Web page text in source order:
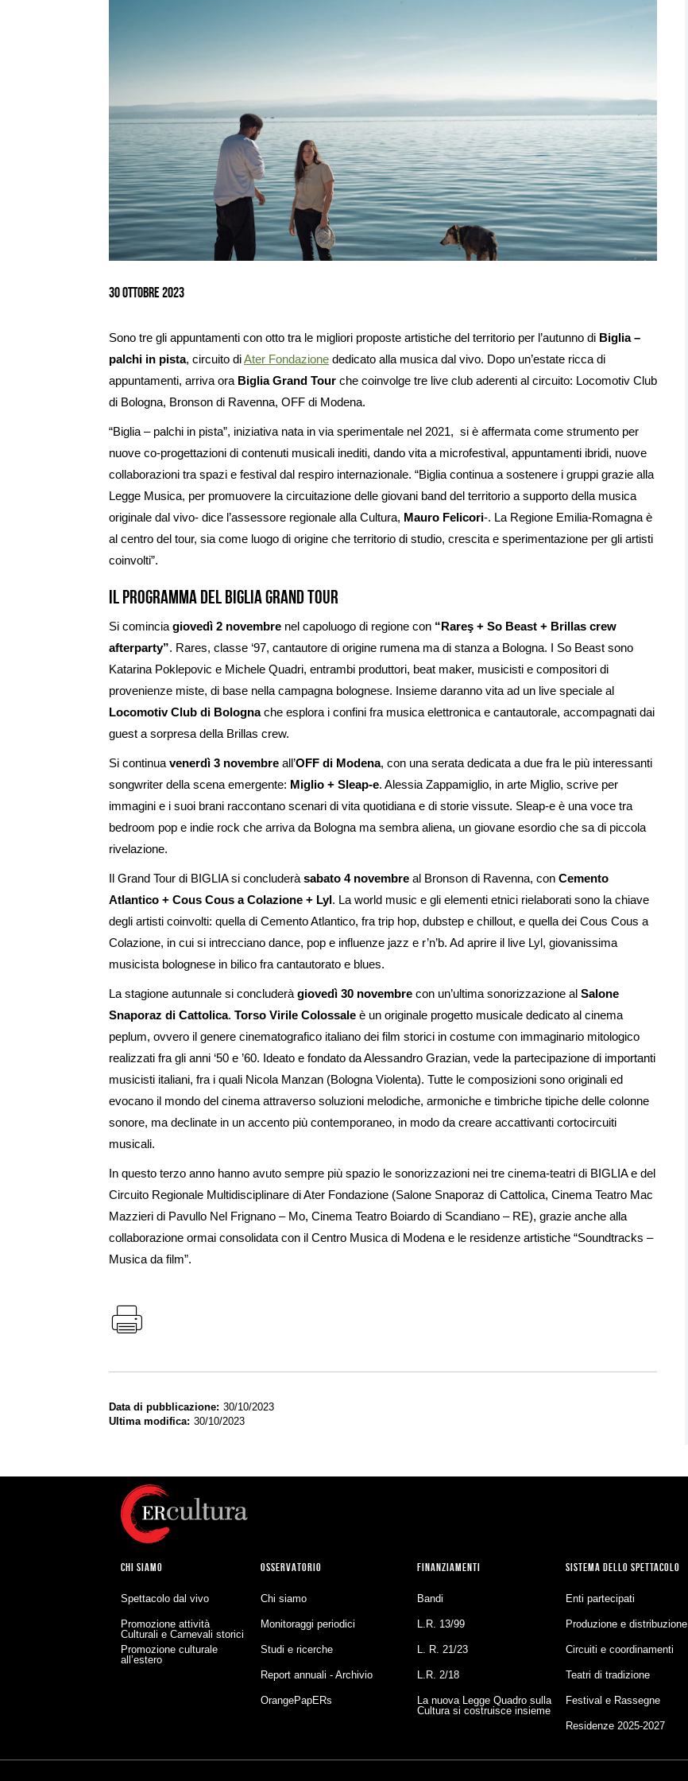
30 Ottobre 2023
Sono tre gli appuntamenti con otto tra le migliori proposte artistiche del territorio per l’autunno di Biglia –
palchi in pista, circuito diAter Fondazione dedicato alla musica dal vivo. Dopo un’estate ricca di
appuntamenti, arriva ora Biglia Grand Tour che coinvolge tre live club aderenti al circuito: Locomotiv Club
di Bologna, Bronson di Ravenna, OFF di Modena.
“Biglia – palchi in pista”, iniziativa nata in via sperimentale nel 2021, si è affermata come strumento per
nuove co-progettazioni di contenuti musicali inediti, dando vita a microfestival, appuntamenti ibridi, nuove
collaborazioni tra spazi e festival dal respiro internazionale. “Biglia continua a sostenere i gruppi grazie alla
Legge Musica, per promuovere la circuitazione delle giovani band del territorio a supporto della musica
originale dal vivo- dice l’assessore regionale alla Cultura, Mauro Felicori-. La Regione Emilia-Romagna è
al centro del tour, sia come luogo di origine che territorio di studio, crescita e sperimentazione per gli artisti
coinvolti”.
Il programma del Biglia Grand Tour
Si comincia giovedì 2 novembre nel capoluogo di regione con “Rareş + So Beast + Brillas crew
afterparty”. Rares, classe ‘97, cantautore di origine rumena ma di stanza a Bologna. I So Beast sono
Katarina Poklepovic e Michele Quadri, entrambi produttori, beat maker, musicisti e compositori di
provenienze miste, di base nella campagna bolognese. Insieme daranno vita ad un live speciale al
Locomotiv Club di Bolognache esplora i confini fra musica elettronica e cantautorale, accompagnati dai
guest a sorpresa della Brillas crew.
Si continua venerdì 3 novembre all’OFF di Modena, con una serata dedicata a due fra le più interessanti
songwriter della scena emergente: Miglio + Sleap-e. Alessia Zappamiglio, in arte Miglio, scrive per
immagini e i suoi brani raccontano scenari di vita quotidiana e di storie vissute. Sleap-e è una voce tra
bedroom pop e indie rock che arriva da Bologna ma sembra aliena, un giovane esordio che sa di piccola
rivelazione.
Il Grand Tour di BIGLIA si concluderà sabato 4 novembre al Bronson di Ravenna, con Cemento
Atlantico + Cous Cous a Colazione + Lyl. La world music e gli elementi etnici rielaborati sono la chiave
degli artisti coinvolti: quella di Cemento Atlantico, fra trip hop, dubstep e chillout, e quella dei Cous Cous a
Colazione, in cui si intrecciano dance, pop e influenze jazz e r’n’b. Ad aprire il live Lyl, giovanissima
musicista bolognese in bilico fra cantautorato e blues.
La stagione autunnale si concluderà giovedì 30 novembre con un’ultima sonorizzazione al Salone
Snaporaz di Cattolica. Torso Virile Colossale è un originale progetto musicale dedicato al cinema
peplum, ovvero il genere cinematografico italiano dei film storici in costume con immaginario mitologico
realizzati fra gli anni ‘50 e ’60. Ideato e fondato da Alessandro Grazian, vede la partecipazione di importanti
musicisti italiani, fra i quali Nicola Manzan (Bologna Violenta). Tutte le composizioni sono originali ed
evocano il mondo del cinema attraverso soluzioni melodiche, armoniche e timbriche tipiche delle colonne
sonore, ma declinate in un accento più contemporaneo, in modo da creare accattivanti cortocircuiti
musicali.
In questo terzo anno hanno avuto sempre più spazio le sonorizzazioni nei tre cinema-teatri di BIGLIA e del
Circuito Regionale Multidisciplinare di Ater Fondazione (Salone Snaporaz di Cattolica, Cinema Teatro Mac
Mazzieri di Pavullo Nel Frignano – Mo, Cinema Teatro Boiardo di Scandiano – RE), grazie anche alla
collaborazione ormai consolidata con il Centro Musica di Modena e le residenze artistiche “Soundtracks –
Musica da film”.
Data di pubblicazione
30/10/2023
Ultima modifica
30/10/2023
CHI SIAMO
Spettacolo dal vivo
Promozione attività
Culturali e Carnevali storici
Promozione culturale
all’estero
OSSERVATORIO
Chi siamo
Monitoraggi periodici
Studi e ricerche
Report annuali - Archivio
OrangePapERs
FINANZIAMENTI
Bandi
L.R. 13/99
L. R. 21/23
L.R. 2/18
La nuova Legge Quadro sulla
Cultura si costruisce insieme
SISTEMA DELLO SPETTACOLO
Enti partecipati
Produzione e distribuzione
Circuiti e coordinamenti
Teatri di tradizione
Festival e Rassegne
Residenze 2025-2027